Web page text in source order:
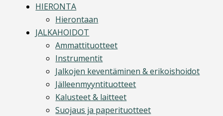
HIERONTA
Hierontaan
JALKAHOIDOT
Ammattituotteet
Instrumentit
Jalkojen keventäminen & erikoishoidot
Jälleenmyyntituotteet
Kalusteet & laitteet
Suojaus ja paperituotteet